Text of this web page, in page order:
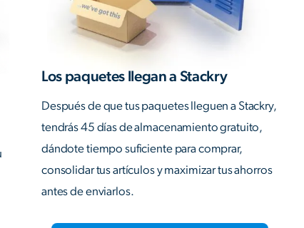
Los paquetes llegan a Stackry
Después de que tus paquetes lleguen a Stackry,
tendrás 45 días de almacenamiento gratuito,
dándote tiempo suficiente para comprar,
consolidar tus artículos y maximizar tus ahorros
antes de enviarlos.